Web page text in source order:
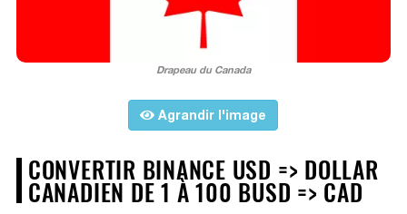
Drapeau du Canada
Agrandir l'image
CONVERTIR BINANCE USD => DOLLAR
CANADIEN DE 1 À 100 BUSD => CAD